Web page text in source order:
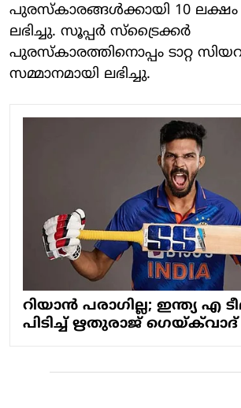
പുരസ്കാരങ്ങൾക്കായി 10
ലഭിച്ചു. സൂപ്പർ സ്ട്രൈക്കർ
പുരസ്കാരത്തിനൊപ്പം ടാറ്റ
സമ്മാനമായി ലഭിച്ചു.
റിയാന്‍ പരാഗില്ല; ഇന്ത്യ എ
പിടിച്ച് ഋതുരാജ് ഗെയ്ക്‌വാദ്